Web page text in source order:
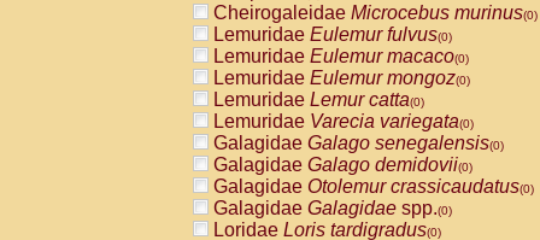
Cheirogaleidae Microcebus murinus(0)
Lemuridae Eulemur fulvus(0)
Lemuridae Eulemur macaco(0)
Lemuridae Eulemur mongoz(0)
Lemuridae Lemur catta(0)
Lemuridae Varecia variegata(0)
Galagidae Galago senegalensis(0)
Galagidae Galago demidovii(0)
Galagidae Otolemur crassicaudatus(0)
Galagidae Galagidae spp.(0)
Loridae Loris tardigradus(0)